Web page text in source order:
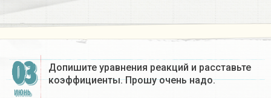
03
ИЮНЬ
Допишите уравнения реакций и расставьте
коэффициенты. Прошу очень надо.​